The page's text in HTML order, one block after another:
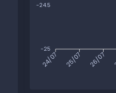
-24.5
-25
24/07 25/07 26/07